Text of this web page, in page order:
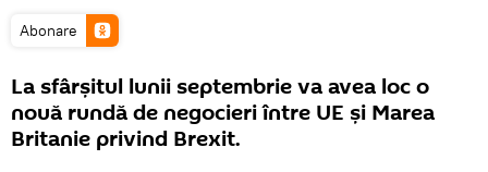
Abonare
La sfârșitul lunii septembrie va avea loc o
nouă rundă de negocieri între UE și Marea
Britanie privind Brexit.